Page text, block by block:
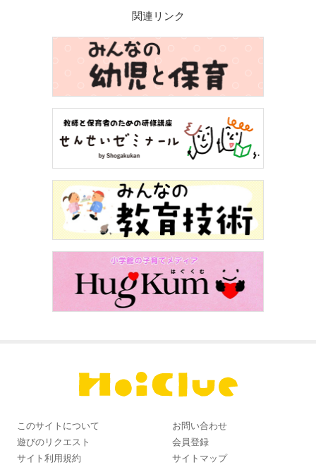
関連リンク
このサイトについて
お問い合わせ
遊びのリクエスト
会員登録
サイト利用規約
サイトマップ